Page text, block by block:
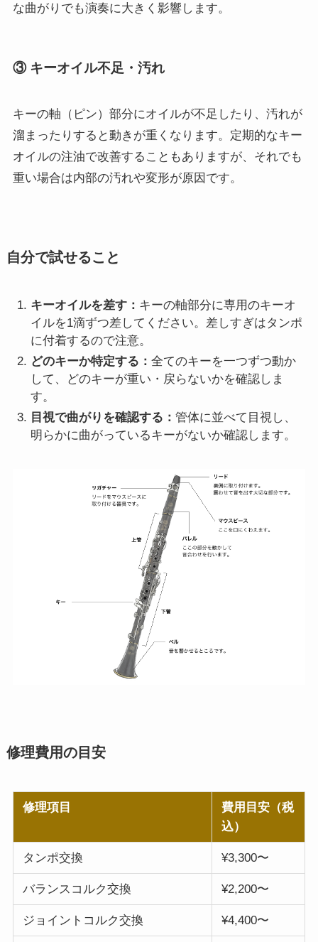
な曲がりでも演奏に大きく影響します。
③ キーオイル不足・汚れ
キーの軸（ピン）部分にオイルが不足したり、汚れが
溜まったりすると動きが重くなります。定期的なキー
オイルの注油で改善することもありますが、それでも
重い場合は内部の汚れや変形が原因です。
自分で試せること
キーオイルを差す： キーの軸部分に専用のキーオ
イルを1滴ずつ差してください。差しすぎはタンポ
に付着するので注意。
どのキーか特定する：全てのキーを一つずつ動か
して、どのキーが重い・戻らないかを確認しま
す。
目視で曲がりを確認する：管体に並べて目視し、
明らかに曲がっているキーがないか確認します。
修理費用の目安
修理項目
費用目安（税
込）
タンポ交換 ¥3,300〜
バランスコルク交換 ¥2,200〜
ジョイントコルク交換 ¥4,400〜